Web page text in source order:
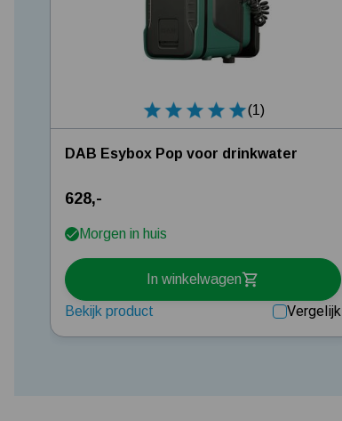
(1)
DAB Esybox Pop voor drinkwater
628,-
Morgen in huis
In winkelwagen
Bekijk product Vergelijk